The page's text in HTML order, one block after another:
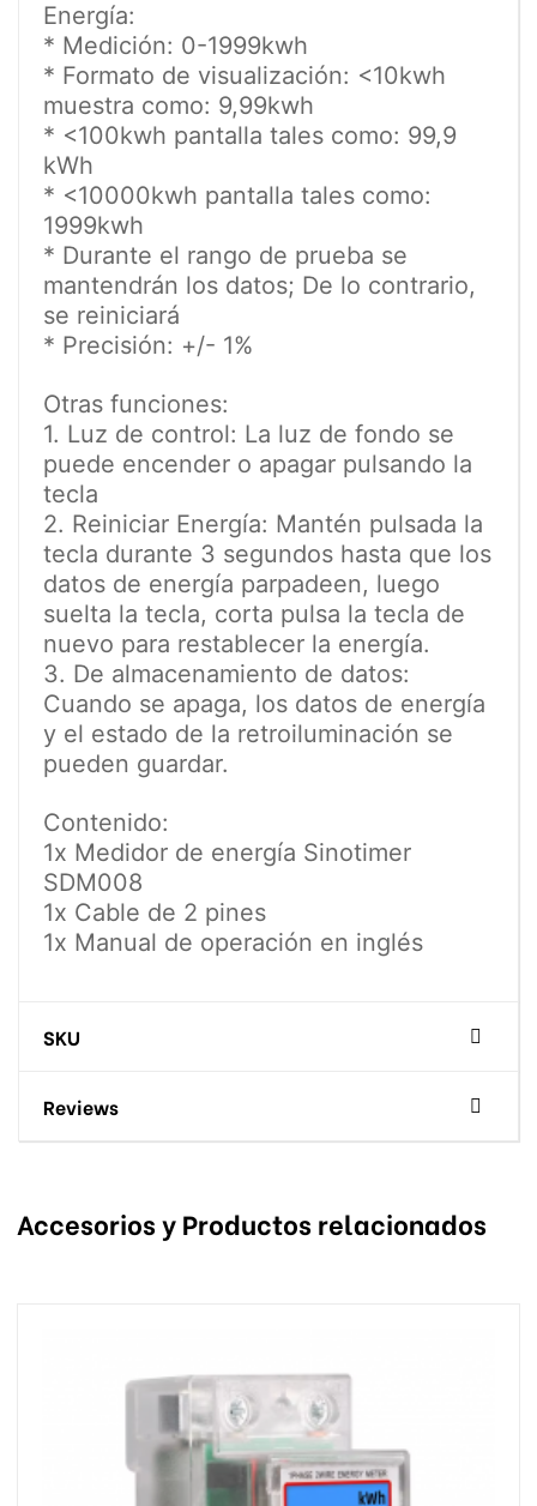
Energía:
* Medición: 0-1999kwh
* Formato de visualización: <10kwh
muestra como: 9,99kwh
* <100kwh pantalla tales como: 99,9
kWh
* <10000kwh pantalla tales como:
1999kwh
* Durante el rango de prueba se
mantendrán los datos; De lo contrario,
se reiniciará
* Precisión: +/- 1%
Otras funciones:
1. Luz de control: La luz de fondo se
puede encender o apagar pulsando la
tecla
2. Reiniciar Energía: Mantén pulsada la
tecla durante 3 segundos hasta que los
datos de energía parpadeen, luego
suelta la tecla, corta pulsa la tecla de
nuevo para restablecer la energía.
3. De almacenamiento de datos:
Cuando se apaga, los datos de energía
y el estado de la retroiluminación se
pueden guardar.
Contenido:
1x Medidor de energía Sinotimer
SDM008
1x Cable de 2 pines
1x Manual de operación en inglés
SKU
Reviews
Accesorios y Productos relacionados